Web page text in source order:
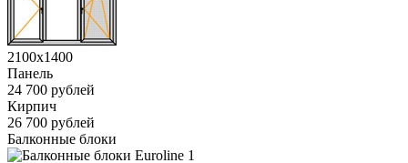
2100x1400
Панель
24 700 рублей
Кирпич
26 700 рублей
Балконные блоки